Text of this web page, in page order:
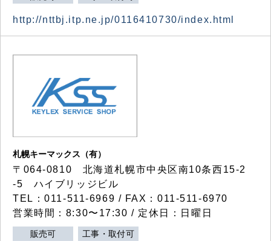
http://nttbj.itp.ne.jp/0116410730/index.html
札幌キーマックス（有）
〒064-0810 北海道札幌市中央区南10条西15-2
-5 ハイブリッジビル
TEL：011-511-6969 / FAX：011-511-6970
営業時間：8:30〜17:30 / 定休日：日曜日
販売可 工事・取付可